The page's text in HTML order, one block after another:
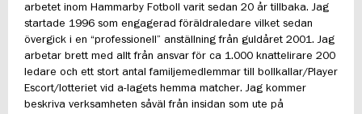
arbetet inom Hammarby Fotboll varit sedan 20 år tillbaka. Jag
startade 1996 som engagerad föräldraledare vilket sedan
övergick i en “professionell” anställning från guldåret 2001. Jag
arbetar brett med allt från ansvar för ca 1.000 knattelirare 200
ledare och ett stort antal familjemedlemmar till bollkallar/Player
Escort/lotteriet vid a-lagets hemma matcher. Jag kommer
beskriva verksamheten såväl från insidan som ute på